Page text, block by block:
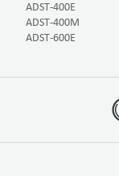
ADST-400E
ADST-400M
ADST-600E